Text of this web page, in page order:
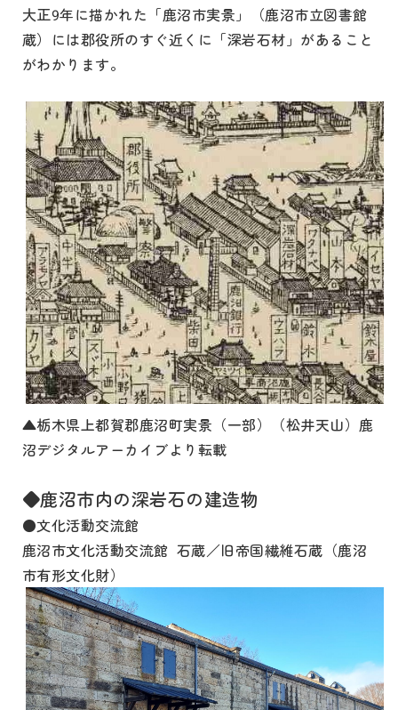
大正9年に描かれた「鹿沼市実景」（鹿沼市立図書館
蔵）には郡役所のすぐ近くに「深岩石材」があること
がわかります。
▲栃木県上都賀郡鹿沼町実景（一部）（松井天山）鹿
沼デジタルアーカイブより転載
◆鹿沼市内の深岩石の建造物
●文化活動交流館
鹿沼市文化活動交流館 石蔵／旧帝国繊維石蔵（鹿沼
市有形文化財）